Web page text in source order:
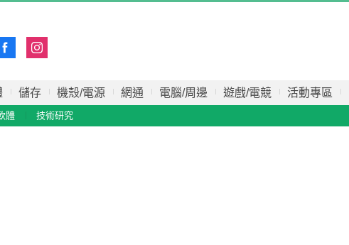
儲存 機殼/電源 網通 電腦/周邊 遊戲/電競 活動專區
體 技術研究